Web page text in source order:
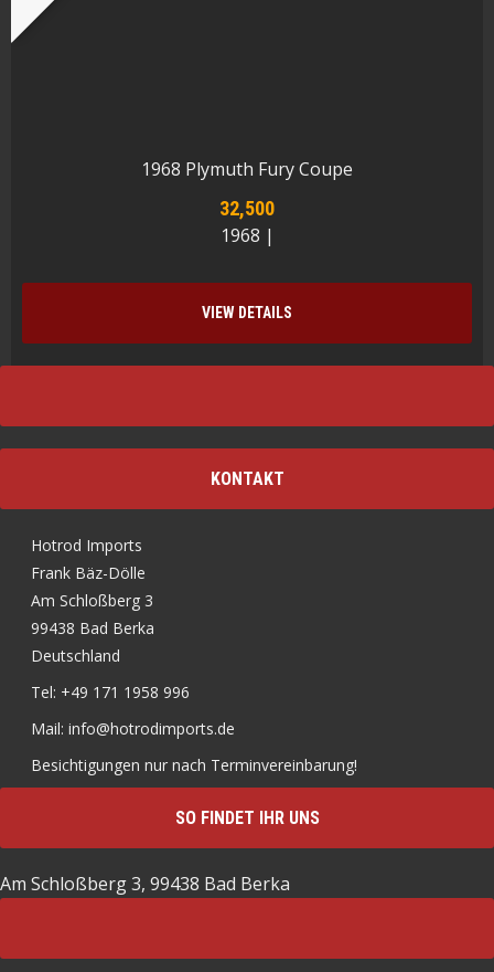
1968 Plymuth Fury Coupe
32,500
1968 |
VIEW DETAILS
KONTAKT
Hotrod Imports
Frank Bäz-Dölle
Am Schloßberg 3
99438 Bad Berka
Deutschland
Tel: +49 171 1958 996
Mail: info@hotrodimports.de
Besichtigungen nur nach Terminvereinbarung!
SO FINDET IHR UNS
Am Schloßberg 3, 99438 Bad Berka